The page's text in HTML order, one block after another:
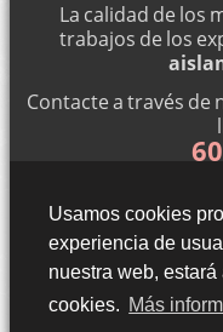
Usamos cookies
experiencia de
nuestra web,
cookies. Más
La calidad de los
trabajos de los
Contacte a través de